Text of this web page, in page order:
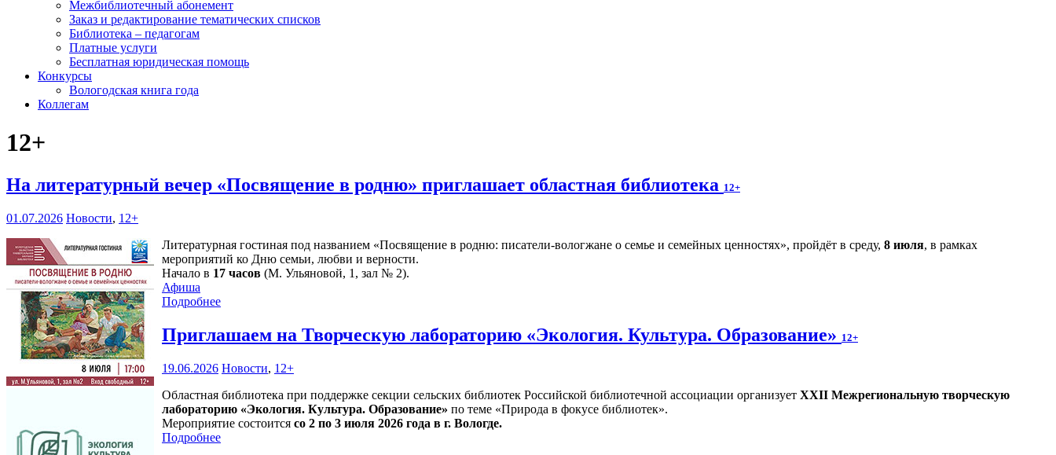
Межбиблиотечный абонемент
Заказ и редактирование тематических списков
Библиотека – педагогам
Платные услуги
Бесплатная юридическая помощь
Конкурсы
Вологодская книга года
Коллегам
12+
На литературный вечер «Посвящение в родню» приглашает областная библиотека 12+
01.07.2026 Новости, 12+
Литературная гостиная под названием «Посвящение в родню: писатели-вологжане о семье и семейных ценностях», пройдёт в среду, 8 июля, в рамках
мероприятий ко Дню семьи, любви и верности.
Начало в 17 часов (М. Ульяновой, 1, зал № 2).
Афиша
Подробнее
Приглашаем на Творческую лабораторию «Экология. Культура. Образование» 12+
19.06.2026 Новости, 12+
Областная библиотека при поддержке секции сельских библиотек Российской библиотечной ассоциации организует XXII Межрегиональную творческую
лабораторию «Экология. Культура. Образование» по теме «Природа в фокусе библиотек».
Мероприятие состоится со 2 по 3 июля 2026 года в г. Вологде.
Подробнее